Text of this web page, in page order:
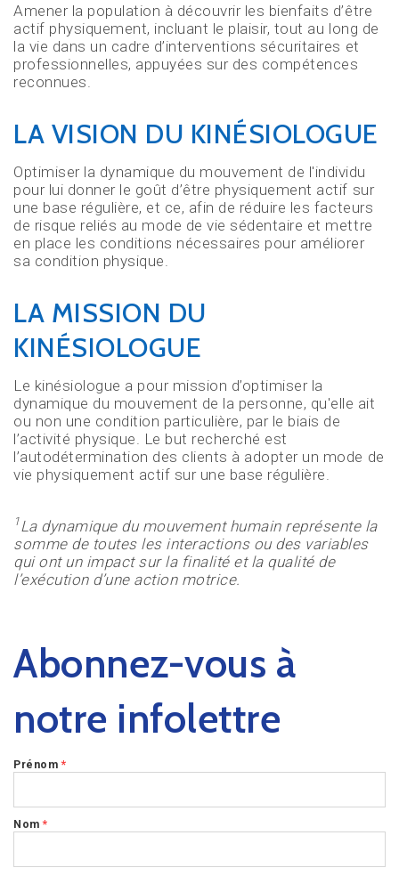
Amener la population à découvrir les bienfaits d’être
actif physiquement, incluant le plaisir, tout au long de
la vie dans un cadre d’interventions sécuritaires et
professionnelles, appuyées sur des compétences
reconnues.
LA VISION DU KINÉSIOLOGUE
Optimiser la dynamique du mouvement de l'individu
pour lui donner le goût d’être physiquement actif sur
une base régulière, et ce, afin de réduire les facteurs
de risque reliés au mode de vie sédentaire et mettre
en place les conditions nécessaires pour améliorer
sa condition physique.
LA MISSION DU
KINÉSIOLOGUE
Le kinésiologue a pour mission d’optimiser la
dynamique du mouvement de la personne, qu'elle ait
ou non une condition particulière, par le biais de
l’activité physique. Le but recherché est
l’autodétermination des clients à adopter un mode de
vie physiquement actif sur une base régulière.
1 La dynamique du mouvement humain représente la
somme de toutes les interactions ou des variables
qui ont un impact sur la finalité et la qualité de
l’exécution d’une action motrice.
Abonnez-vous à
notre infolettre
Prénom *
Nom *